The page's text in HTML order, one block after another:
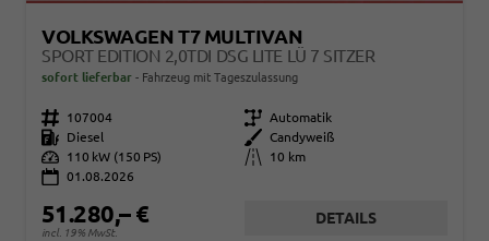
VOLKSWAGEN T7 MULTIVAN
SPORT EDITION 2,0TDI DSG LITE LÜ 7 SITZER
sofort lieferbar Fahrzeug mit Tageszulassung
Fahrzeugnr. 107004 Getriebe Automatik
Kraftstoff
Diesel Außenfarbe
Candyweiß
Leistung
110 kW (150 PS) Kilometerstand
10 km
01.08.2026
51.280,– €
incl. 19% MwSt.
DETAILS